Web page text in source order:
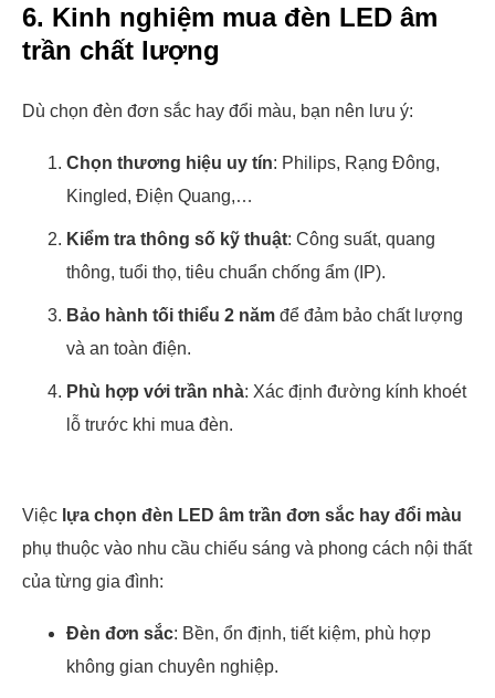
6. Kinh nghiệm mua đèn LED âm
trần chất lượng
Dù chọn đèn đơn sắc hay đổi màu, bạn nên lưu ý:
Chọn thương hiệu uy tín: Philips, Rạng Đông,
Kingled, Điện Quang,…
Kiểm tra thông số kỹ thuật: Công suất, quang
thông, tuổi thọ, tiêu chuẩn chống ẩm (IP).
Bảo hành tối thiểu 2 năm để đảm bảo chất lượng
và an toàn điện.
Phù hợp với trần nhà: Xác định đường kính khoét
lỗ trước khi mua đèn.
Việc lựa chọn đèn LED âm trần đơn sắc hay đổi màu
phụ thuộc vào nhu cầu chiếu sáng và phong cách nội thất
của từng gia đình:
Đèn đơn sắc: Bền, ổn định, tiết kiệm, phù hợp
không gian chuyên nghiệp.